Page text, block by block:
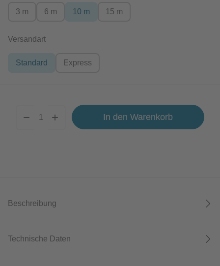
3 m 6 m 10 m 15 m
Versandartauswählen
Standard Express
In den Warenkorb
Beschreibung
Technische Daten